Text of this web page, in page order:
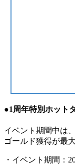
●1周年特別ホット
イベント期間中は
ゴールド獲得が最
・イベント期間：